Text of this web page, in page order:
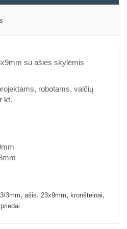
su ašies skylėmis
robotams, valčių
kt.
3/3mm, ašis, 23x9mm, kronšteinai,
priedai